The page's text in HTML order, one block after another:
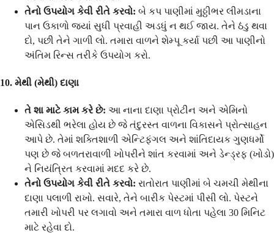
તેનો ઉપયોગ કેવી રીતે કરવો: બે કપ પાણીમાં મુઠ્ઠીભર લીમડાના
પાન ઉકાળો જ્યાં સુધી પ્રવાહી અડધું ન થઈ જાય. તેને ઠંડુ થવા
દો, પછી તેને ગાળી લો. તમારા વાળને શેમ્પૂ કર્યા પછી આ પાણીનો
અંતિમ રિન્સ તરીકે ઉપયોગ કરો.
10. મેથી (મેથી) દાણા
તે શા માટે કામ કરે છે: આ નાના દાણા પ્રોટીન અને એમિનો
એસિડથી ભરેલા હોય છે જે તંદુરસ્ત વાળના વિકાસને પ્રોત્સાહન
આપે છે. તેમાં શક્તિશાળી એન્ટિફંગલ અને શાંતિદાયક ગુણધર્મો
પણ છે જે બળતરાવાળી ખોપરીને શાંત કરવામાં અને ડેન્ડ્રફ (ખોડો)
ને નિયંત્રિત કરવામાં મદદ કરે છે.
તેનો ઉપયોગ કેવી રીતે કરવો: રાતોરાત પાણીમાં બે ચમચી મેથીના
દાણા પલાળી રાખો. સવારે, તેને બારીક પેસ્ટમાં પીસી લો. પેસ્ટને
તમારી ખોપરી પર લગાવો અને તમારા વાળ ધોતા પહેલા 30 મિનિટ
માટે રહેવા દો.